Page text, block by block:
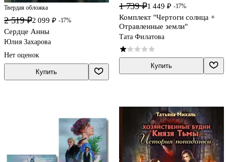
Твердая обложка
2 519 ₽2 099 ₽ -17%
Сердце Анны
Юлия Захарова
Нет оценок
Купить
1 739 ₽1 449 ₽ -17%
Комплект "Чертоги солнца +
Отравленные земли"
Тата Филатова
Купить